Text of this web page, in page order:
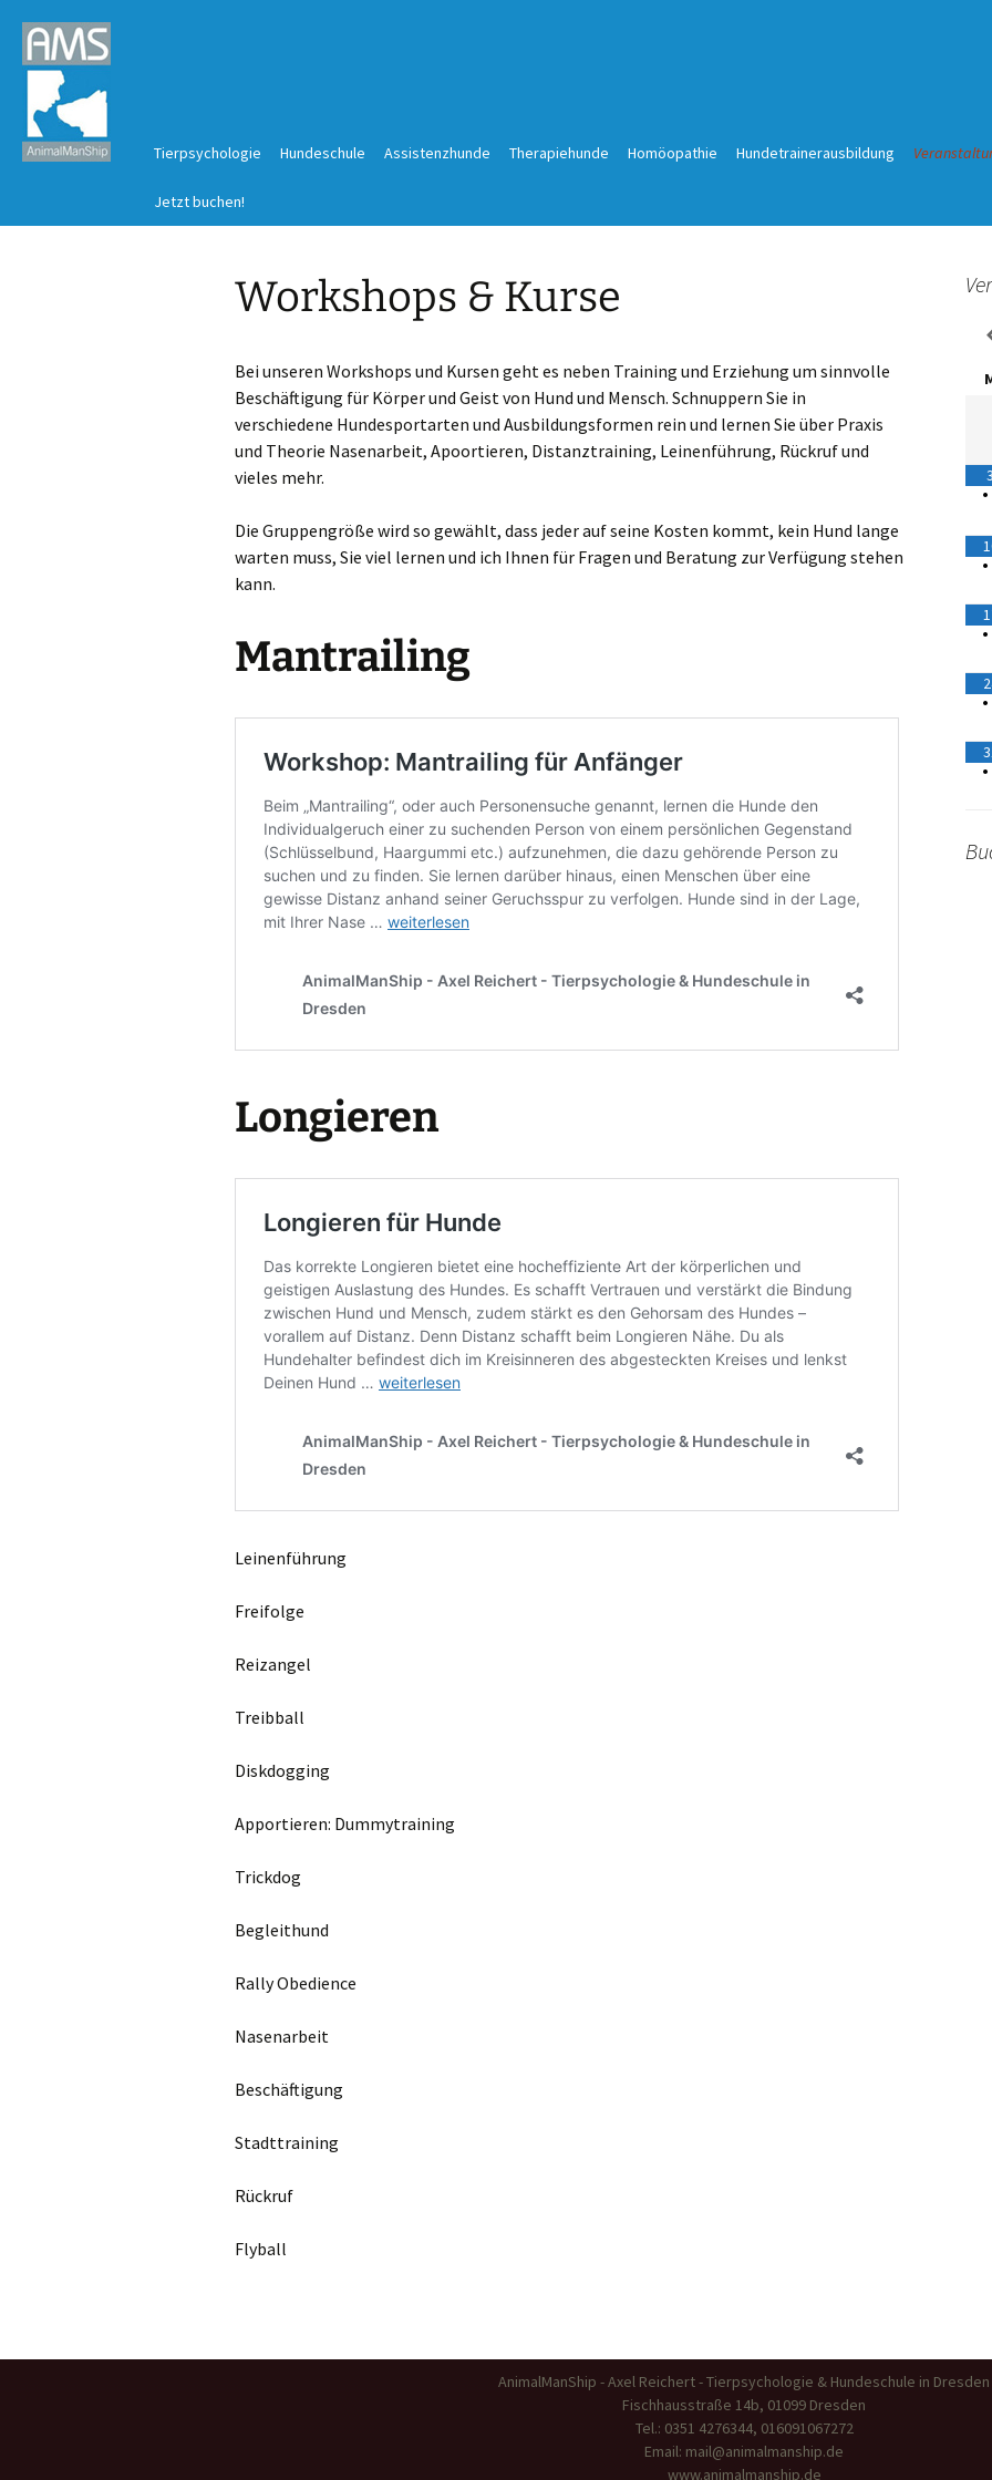
Inhalt
springen
Tierpsychologie
Hundepsychologie in Dresden
Pferdepsychologie in Dresden
Hundeschule
Hundeschule für Erwachsene
Gruppe für Junghundetraining
DogSchool – Training in English
Assistenzhunde Therapiehunde Homöopathie Hundetrainerausbildung
Social
Jetzt buchen!
Workshops & Kurse
Bei unseren Workshops und Kursen geht es neben Training und Erziehung um sinnvolle
Beschäftigung für Körper und Geist von Hund und Mensch. Schnuppern Sie in
verschiedene Hundesportarten und Ausbildungsformen rein und lernen Sie über Praxis
und Theorie Nasenarbeit, Apoortieren, Distanztraining, Leinenführung, Rückruf und
vieles mehr.
Die Gruppengröße wird so gewählt, dass jeder auf seine Kosten kommt, kein Hund lange
warten muss, Sie viel lernen und ich Ihnen für Fragen und Beratung zur Verfügung stehen
kann.
Mantrailing
Longieren
Leinenführung
Freifolge
Reizangel
Treibball
Diskdogging
Apportieren: Dummytraining
Trickdog
Begleithund
Rally Obedience
Nasenarbeit
Beschäftigung
Stadttraining
Rückruf
Flyball
3
•
•
•
•
•
AnimalManShip - Axel Reichert - Tierpsychologie & Hundeschule in Dresden
Fischhausstraße 14b, 01099 Dresden
Tel.: 0351 4276344, 016091067272
Email: mail@animalmanship.de
www.animalmanship.de